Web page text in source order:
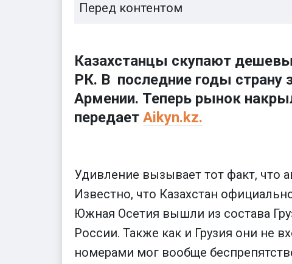
Перед контентом
Казахстанцы скупают
РК. В последние годы страну
Армении. Теперь рынок
передает Аikyn.kz.
Удивление вызывает тот факт, что
Известно, что Казахстан
Южная Осетия вышли из состава
России. Также как и Грузия они не
номерами мог вообще